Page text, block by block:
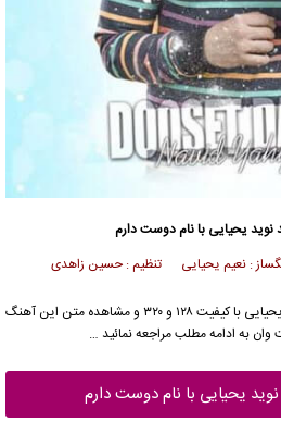
نوید یحیایی با نام دوست دارم
: نعیم یحیایی تنظیم : حسین زاهدی
با کیفیت ۱۲۸ و ۳۲۰ و مشاهده متن این آهنگ
به ادامه مطلب مراجعه نمائید …
یحیایی با نام دوست دارم